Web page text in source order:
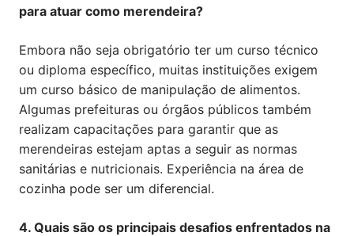
para atuar como merendeira?
Embora não seja obrigatório ter um curso técnico
ou diploma específico, muitas instituições exigem
um curso básico de manipulação de alimentos.
Algumas prefeituras ou órgãos públicos também
realizam capacitações para garantir que as
merendeiras estejam aptas a seguir as normas
sanitárias e nutricionais. Experiência na área de
cozinha pode ser um diferencial.
4. Quais são os principais desafios enfrentados na